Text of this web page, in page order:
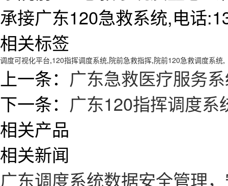
承接广东120急救系统,电话
相关标签
调度可视化平台,120指挥调度系统,院前急救指挥,院前120急救调度系统,
上一条： 广东急救医疗服务
下一条： 广东120指挥调度系
相关产品
相关新闻
广东调度系统数据安全管理